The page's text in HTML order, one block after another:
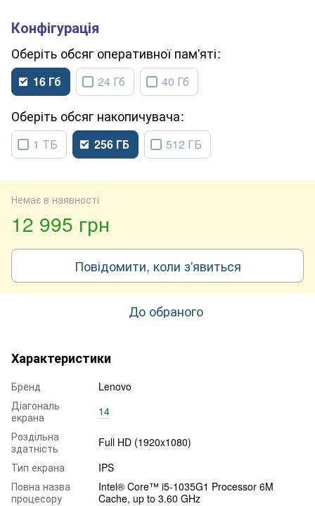
обсяг оперативної пам'яті
16 Гб 24 Гб 40 Гб
обсяг накопичувача
1 ТБ 256 ГБ 512 ГБ
Немає в наявності
12 995 грн
Повідомити, коли з'явиться
До обраного
Характеристики
Бренд
Lenovo
Діагональ
екрана
14
Роздільна
здатність
Full HD (1920x1080)
Тип екрана
IPS
Повна назва
процесору
Intel® Core™ i5-1035G1 Processor 6M
Cache, up to 3.60 GHz